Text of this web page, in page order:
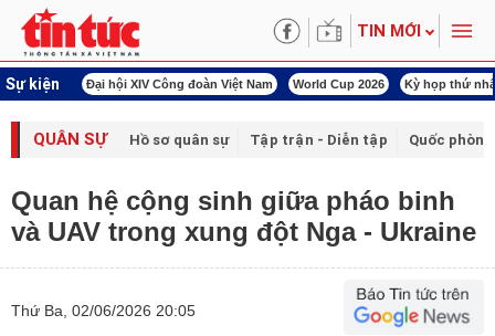
TIN MỚI
Sự kiện
ngày đêm Đại hội XIV Công đoàn Việt Nam World Cup 2026 Kỳ họp thứ
QUÂN SỰ Hồ sơ quân sự Tập trận - Diễn tập Quốc phòng
Quan hệ cộng sinh giữa pháo binh
và UAV trong xung đột Nga - Ukraine
Thứ Ba, 02/06/2026 20:05